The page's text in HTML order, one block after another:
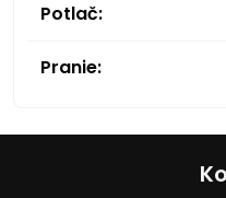
Potlač:
Pranie: